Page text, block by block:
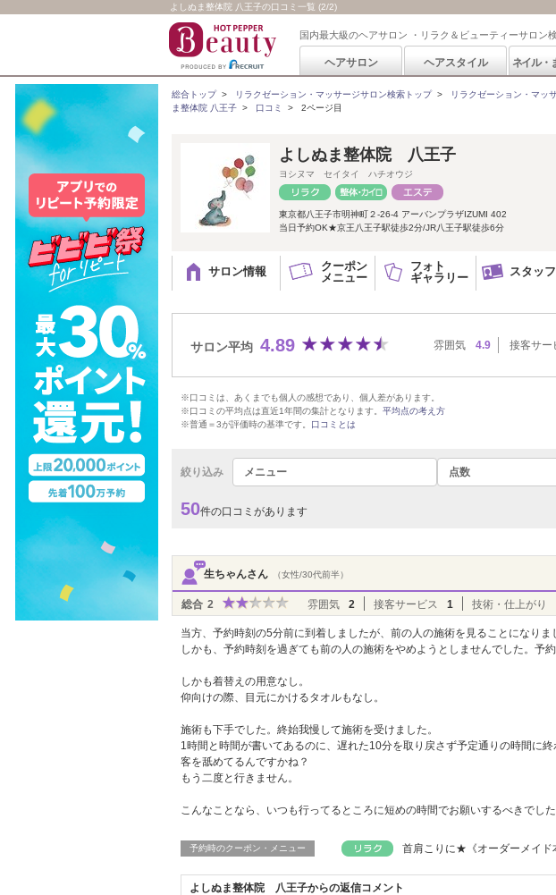
よしぬま整体院 八王子の口コミ一覧 (2/2)
国内最大級のヘアサロン ・リラク＆ビューティーサロン
ヘアサロン ヘアスタイル ネイル・
総合トップ> リラクゼーション・マッサージサロン検索トップ> リラクゼーション・マッ
ま整体院 八王子 > 口コミ > 2ページ目
よしぬま整体院 八王子
ヨシヌマ セイタイ ハチオウジ
東京都八王子市明神町２-26-4 アーバンプラザIZUMI 402
当日予約OK★京王八王子駅徒歩2分/JR八王子駅徒歩6分
サロン情報
クーポン
メニュー
フォト
ギャラリー
スタッフ
サロン平均 4.89 雰囲気 4.9 接客サー
※口コミは、あくまでも個人の感想であり、個人差があります。
※口コミの平均点は直近1年間の集計となります。 平均点の考え方
※普通＝3が評価時の基準です。 口コミとは
絞り込み メニュー 点数
50件の口コミがあります
生ちゃんさん （女性/30代前半）
総合 2 雰囲気 2 接客サービス 1 技術・仕上がり
当方、予約時刻の5分前に到着しましたが、前の人の施術を見ることになりま
しかも、予約時刻を過ぎても前の人の施術をやめようとしませんでした。予
しかも着替えの用意なし。
仰向けの際、目元にかけるタオルもなし。
施術も下手でした。終始我慢して施術を受けました。
1時間と時間が書いてあるのに、遅れた10分を取り戻さず予定通りの時間に
客を舐めてるんですかね？
もう二度と行きません。
こんなことなら、いつも行ってるところに短めの時間でお願いするべきでした
予約時のクーポン・メニュー 首肩こりに★《オーダーメイ
よしぬま整体院 八王子からの返信コメント